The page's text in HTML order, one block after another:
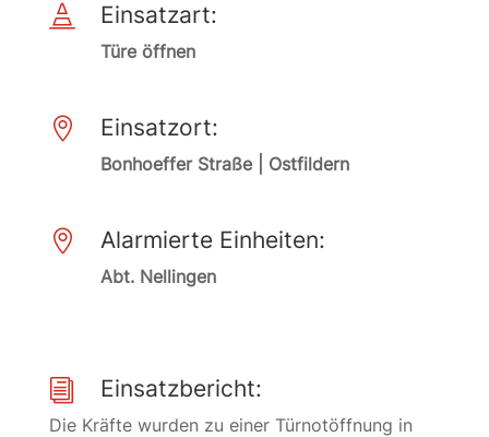
 Einsatzart:
Türe öffnen
 Einsatzort:
Bonhoeffer Straße | Ostfildern
 Alarmierte Einheiten:
Abt. Nellingen
i Einsatzbericht:
Die Kräfte wurden zu einer Türnotöffnung in